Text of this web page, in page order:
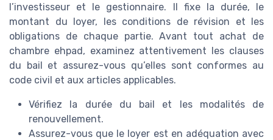
l’investisseur et le gestionnaire. Il fixe la durée, le
montant du loyer, les conditions de révision et les
obligations de chaque partie. Avant tout achat de
chambre ehpad, examinez attentivement les clauses
du bail et assurez-vous qu’elles sont conformes au
code civil et aux articles applicables.
Vérifiez la durée du bail et les modalités de
renouvellement.
Assurez-vous que le loyer est en adéquation avec